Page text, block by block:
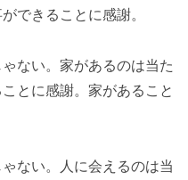
できることに感謝。
ない。家があるのは当た
とに感謝。家があること
ない。人に会えるのは当